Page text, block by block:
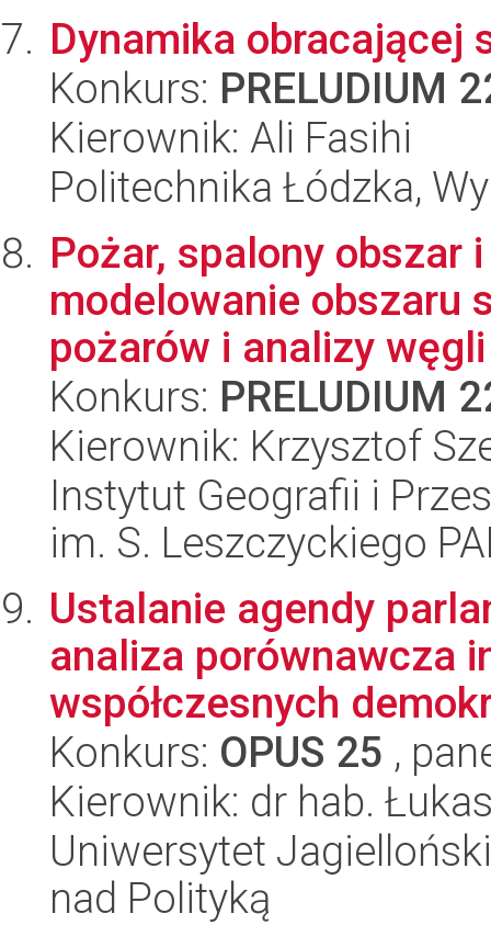
Dynamika obracającej
Konkurs: PRELUDIUM
Kierownik: Ali Fasihi
Politechnika Łódzka,
Pożar, spalony obszar
modelowanie obszaru
pożarów i analizy
Konkurs: PRELUDIUM
Kierownik: Krzysztof
Instytut Geografii i
im. S. Leszczyckiego
Ustalanie agendy
analiza porównawcza
współczesnych
Konkurs: OPUS 25 ,
Kierownik: dr hab.
Uniwersytet
nad Polityką